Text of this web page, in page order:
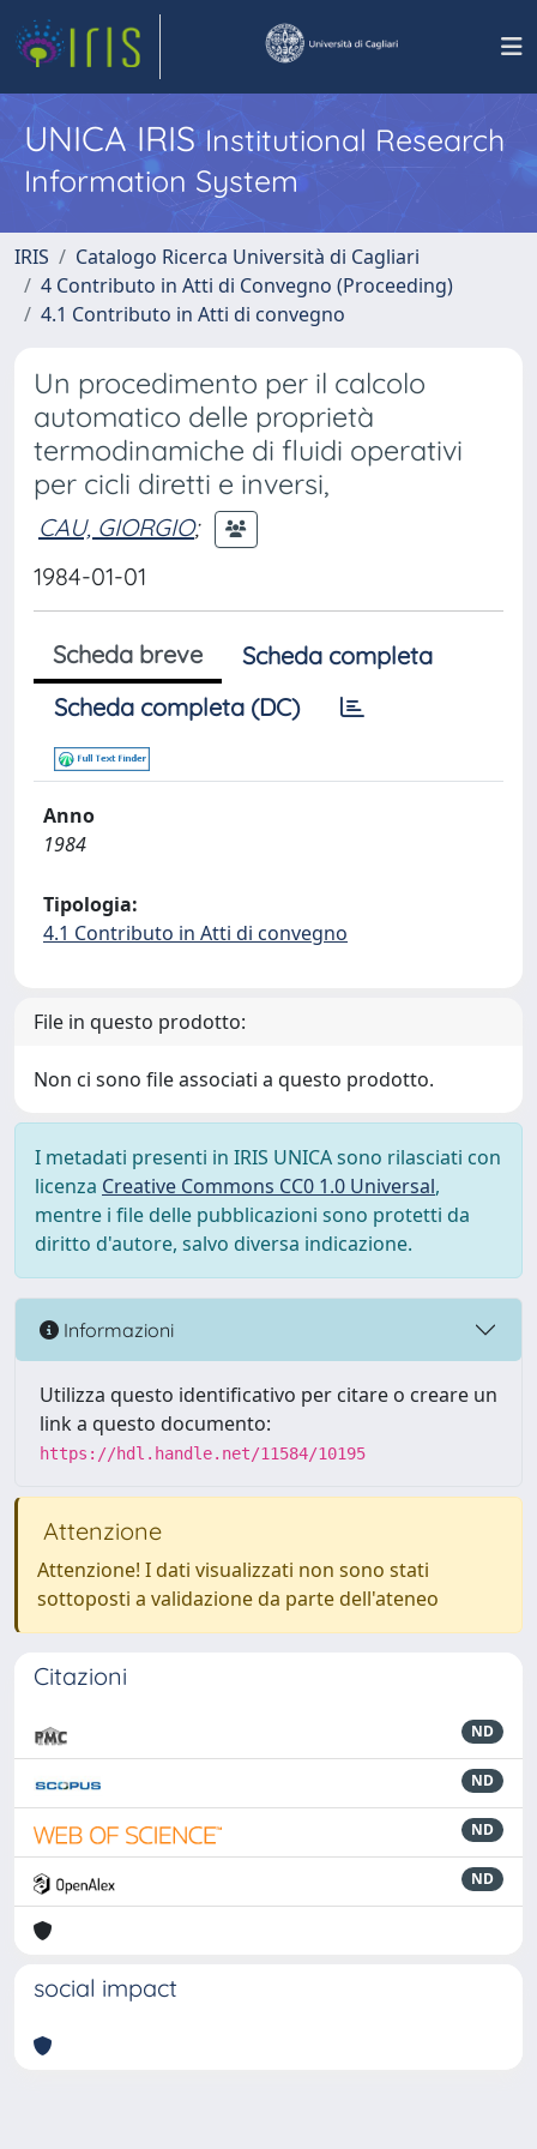
UNICA IRISInstitutional Research
Information System
IRIS
Catalogo Ricerca Università di Cagliari
4 Contributo in Atti di Convegno (Proceeding)
4.1 Contributo in Atti di convegno
Un procedimento per il calcolo
automatico delle proprietà
termodinamiche di fluidi operativi
per cicli diretti e inversi,
CAU, GIORGIO;
1984-01-01
Scheda breve
Scheda completa
Scheda completa (DC)
Anno
1984
Tipologia:
4.1 Contributo in Atti di convegno
File in questo prodotto:
Non ci sono file associati a questo prodotto.
I metadati presenti in IRIS UNICA sono rilasciati con
licenza Creative Commons CC0 1.0 Universal,
mentre i file delle pubblicazioni sono protetti da
diritto d'autore, salvo diversa indicazione.
Informazioni
Utilizza questo identificativo per citare o creare un
link a questo documento:
https://hdl.handle.net/11584/10195
Attenzione
Attenzione! I dati visualizzati non sono stati
sottoposti a validazione da parte dell'ateneo
Citazioni
ND
ND
ND
ND
social impact